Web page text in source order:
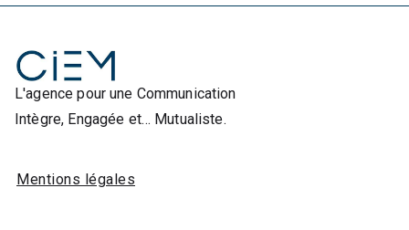
L'agence pour une Communication
Intègre, Engagée et… Mutualiste.
Mentions légales